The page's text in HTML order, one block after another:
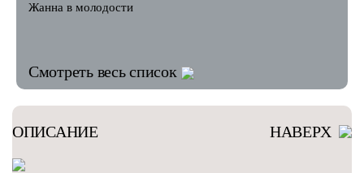
Жанна в молодости
Смотреть весь список
ОПИСАНИЕ НАВЕРХ